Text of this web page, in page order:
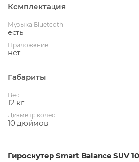
Комплектация
Музыка Bluetooth
есть
Приложение
нет
Габариты
Вес
12 кг
Диаметр колес
10 дюймов
Гироскутер Smart Balance SUV